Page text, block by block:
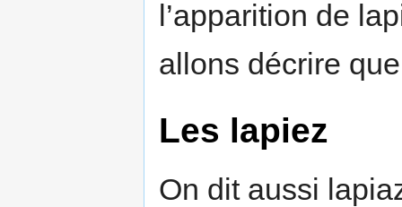
l’apparition de
allons décrire
Les lapiez
On dit aussi